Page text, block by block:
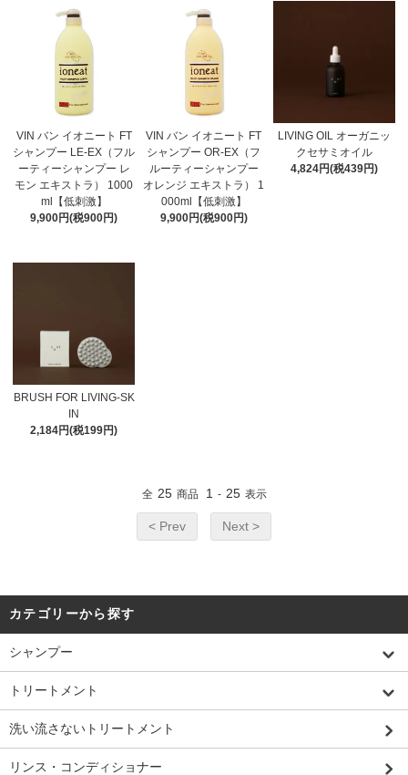
VIN バン イオニート FT
シャンプー LE-EX（フル
ーティーシャンプー レ
モン エキストラ） 1000
ml【低刺激】
9,900円(税900円)
VIN バン イオニート FT
シャンプー OR-EX（フ
ルーティーシャンプー
オレンジ エキストラ） 1
000ml【低刺激】
9,900円(税900円)
LIVING OIL オーガニッ
クセサミオイル
4,824円(税439円)
BRUSH FOR LIVING-SK
IN
2,184円(税199円)
全 25 商品 1 - 25 表示
< Prev Next >
カテゴリーから探す
シャンプー
トリートメント
洗い流さないトリートメント
リンス・コンディショナー